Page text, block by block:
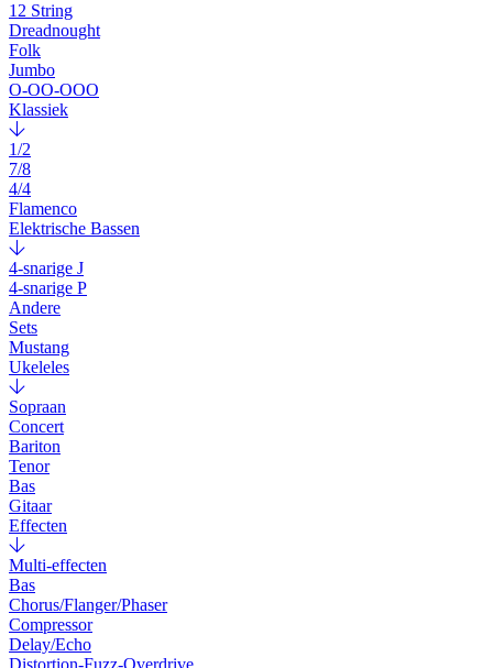
12 String
Dreadnought
Folk
Jumbo
O-OO-OOO
Klassiek
1/2
7/8
4/4
Flamenco
Elektrische Bassen
4-snarige J
4-snarige P
Andere
Sets
Mustang
Ukeleles
Sopraan
Concert
Bariton
Tenor
Bas
Gitaar
Effecten
Multi-effecten
Bas
Chorus/Flanger/Phaser
Compressor
Delay/Echo